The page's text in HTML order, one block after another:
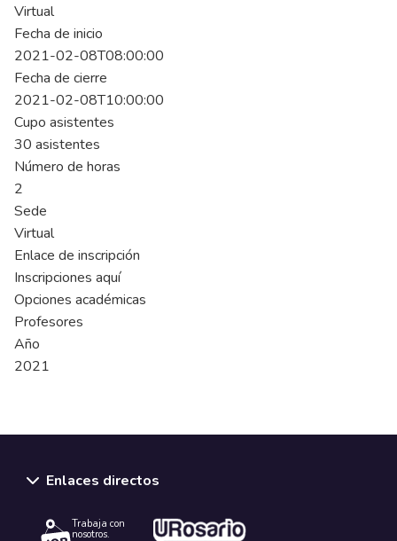
Virtual
Fecha de inicio
2021-02-08T08:00:00
Fecha de cierre
2021-02-08T10:00:00
Cupo asistentes
30 asistentes
Número de horas
2
Sede
Virtual
Enlace de inscripción
Inscripciones aquí
Opciones académicas
Profesores
Año
2021
Enlaces directos
Trabaja con
nosotros.